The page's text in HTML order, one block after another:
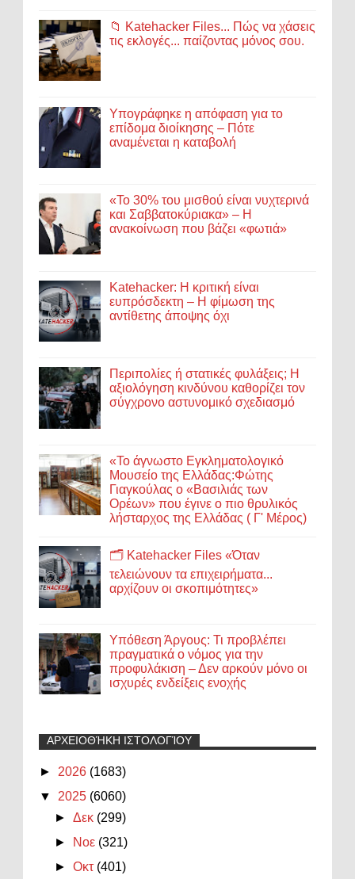
📁 Katehacker Files... Πώς να χάσεις
τις εκλογές... παίζοντας μόνος σου.
Υπογράφηκε η απόφαση για το
επίδομα διοίκησης – Πότε
αναμένεται η καταβολή
«Το 30% του μισθού είναι νυχτερινά
και Σαββατοκύριακα» – Η
ανακοίνωση που βάζει «φωτιά»
Katehacker: Η κριτική είναι
ευπρόσδεκτη – Η φίμωση της
αντίθετης άποψης όχι
Περιπολίες ή στατικές φυλάξεις; Η
αξιολόγηση κινδύνου καθορίζει τον
σύγχρονο αστυνομικό σχεδιασμό
«Το άγνωστο Εγκληματολογικό
Μουσείο της Ελλάδας:Φώτης
Γιαγκούλας ο «Βασιλιάς των
Ορέων» που έγινε ο πιο θρυλικός
λήσταρχος της Ελλάδας ( Γ' Μέρος)
🗂️ Katehacker Files «Όταν
τελειώνουν τα επιχειρήματα...
αρχίζουν οι σκοπιμότητες»
Υπόθεση Άργους: Τι προβλέπει
πραγματικά ο νόμος για την
προφυλάκιση – Δεν αρκούν μόνο οι
ισχυρές ενδείξεις ενοχής
ΑΡΧΕΙΟΘΉΚΗ ΙΣΤΟΛΟΓΊΟΥ
► 2026 (1683)
▼ 2025 (6060)
►Δεκ (299)
►
Νοε (321)
►Οκτ (401)